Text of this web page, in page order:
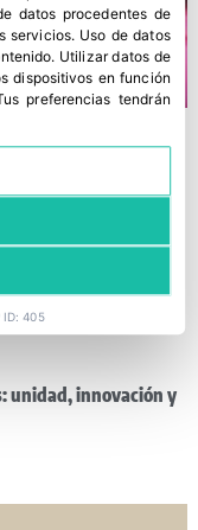
unidad, innovación y
datos procedentes de
servicios. Uso de datos
. Utilizar datos de
dispositivos en función
preferencias tendrán
ID: 405